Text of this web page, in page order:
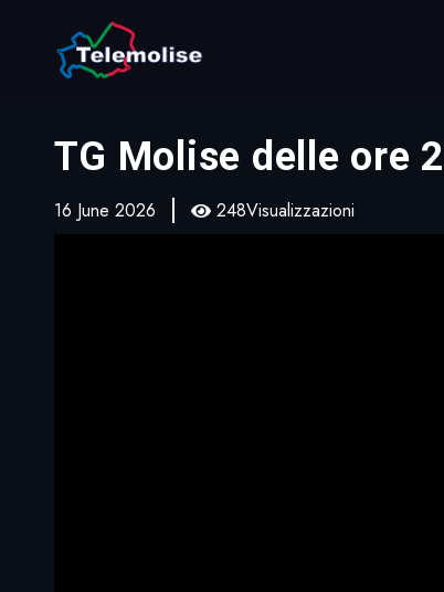
TG Molise delle ore
16 June 2026 248Visualizzazioni